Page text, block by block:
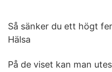
Så sänker du ett högt
Hälsa
På de viset kan man